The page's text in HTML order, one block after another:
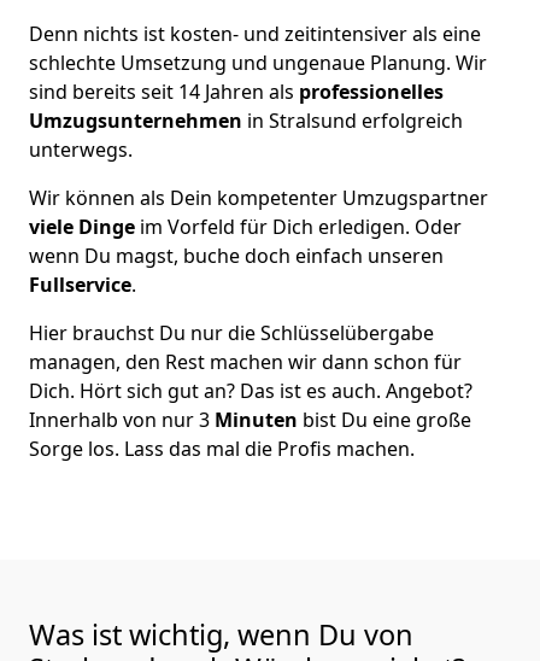
Denn nichts ist kosten- und zeitintensiver als eine
schlechte Umsetzung und ungenaue Planung. Wir
sind bereits seit 14 Jahren als professionelles
Umzugsunternehmen in Stralsund erfolgreich
unterwegs.
Wir können als Dein kompetenter Umzugspartner
viele Dinge im Vorfeld für Dich erledigen. Oder
wenn Du magst, buche doch einfach unseren
Fullservice.
Hier brauchst Du nur die Schlüsselübergabe
managen, den Rest machen wir dann schon für
Dich. Hört sich gut an? Das ist es auch. Angebot?
Innerhalb von nur 3 Minuten bist Du eine große
Sorge los. Lass das mal die Profis machen.
Was ist wichtig, wenn Du von